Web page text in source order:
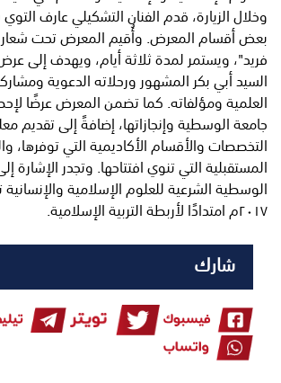
وخلال الزيارة، قدم الفنان التشكيلي عارف
بعض أقسام المعرض. وأُقيم المعرض تحت
فريد"، ويستمر لمدة ثلاثة أيام، ويهدف إلى
السيد أبي بكر المشهور ورحلاته الدعوية
العلمية ومؤلفاته. كما تضمن المعرض عرضًا
جامعة الوسطية وإنجازاتها، إضافةً إلى تقديم
التخصصات والأقسام الأكاديمية التي توفرها،
المستقبلية التي تنوي افتتاحها. وتجدر الإشارة
الوسطية الشرعية للعلوم الإسلامية
٢٠١٧م امتدادًا لأربطة التربية الإسلامية.
شارك